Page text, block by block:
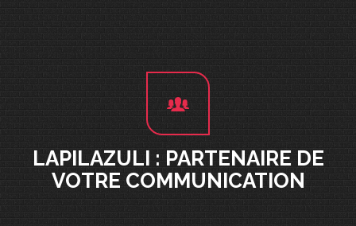
LAPILAZULI : PARTENAIRE DE
VOTRE COMMUNICATION